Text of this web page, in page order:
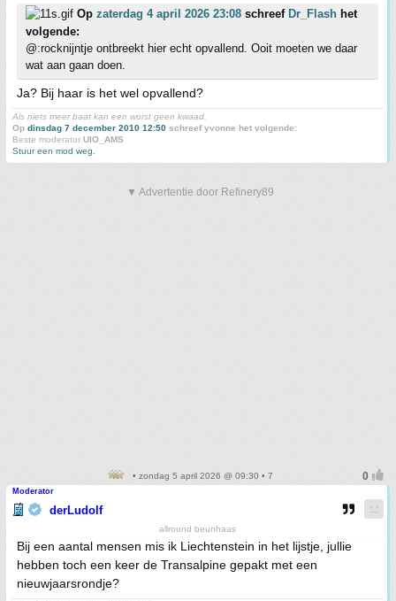
Op zaterdag 4 april 2026 23:08 schreef Dr_Flash het
volgende:
@:rocknijntje ontbreekt hier echt opvallend. Ooit moeten we daar
wat aan gaan doen.
Ja? Bij haar is het wel opvallend?
Als niets meer baat kan een worst geen kwaad.
Op dinsdag 7 december 2010 12:50 schreef yvonne het volgende:
Beste moderator UIO_AMS
Stuur een mod weg.
▼ Advertentie door Refinery89
• zondag 5 april 2026 @ 09:30 • 7
Moderator
derLudolf
allround beunhaas
Bij een aantal mensen mis ik Liechtenstein in het lijstje, jullie
hebben toch een keer de Transalpine gepakt met een
nieuwjaarsrondje?